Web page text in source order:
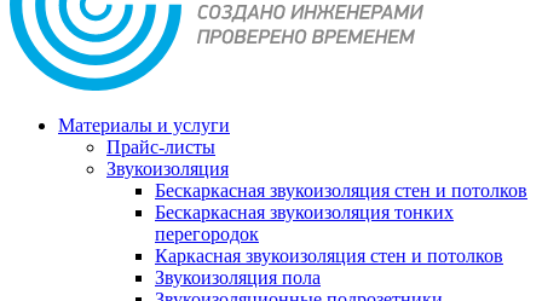
Материалы и услуги
Прайс-листы
Звукоизоляция
Бескаркасная звукоизоляция стен и потолков
Бескаркасная звукоизоляция тонких
перегородок
Каркасная звукоизоляция стен и потолков
Звукоизоляция пола